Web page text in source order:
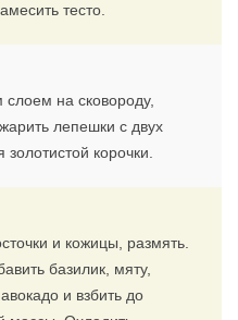
тесто.
слоем на сковороду,
лепешки с двух
корочки.
и кожицы, размять.
базилик, мяту,
и взбить до